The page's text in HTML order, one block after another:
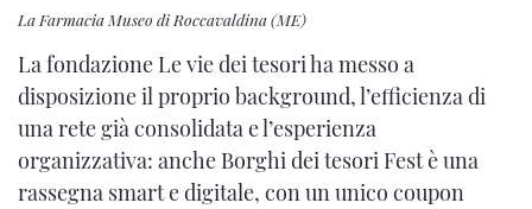
La Farmacia Museo di Roccavaldina (ME)
La fondazione Le vie dei tesori ha messo a
disposizione il proprio background, l’efficienza di
una rete già consolidata e l’esperienza
organizzativa: anche Borghi dei tesori Fest è una
rassegna smart e digitale, con un unico coupon